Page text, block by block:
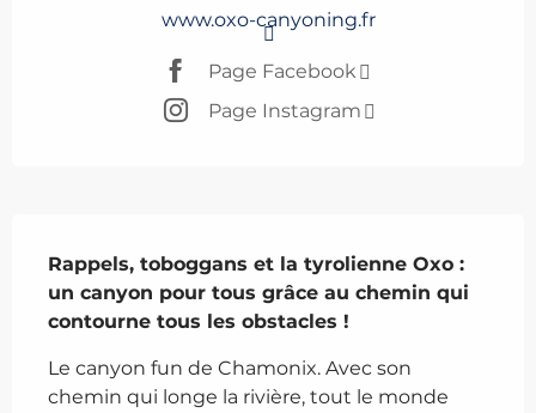
www.oxo-canyoning.fr
Page Facebook
Page Instagram
Rappels, toboggans et la tyrolienne Oxo :
un canyon pour tous grâce au chemin qui
contourne tous les obstacles !
Le canyon fun de Chamonix. Avec son
chemin qui longe la rivière, tout le monde